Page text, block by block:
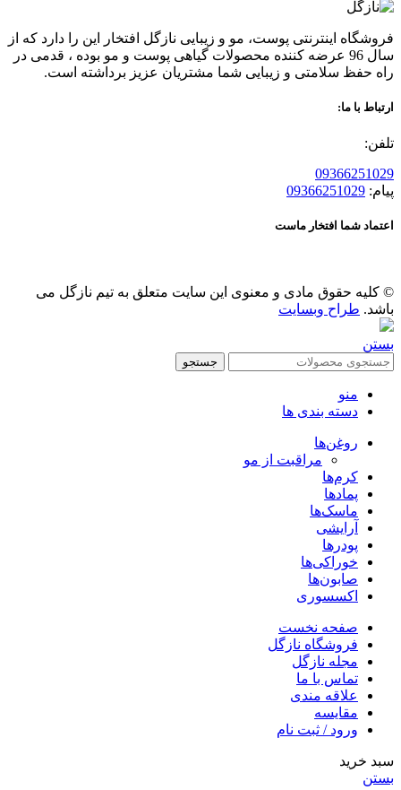
فروشگاه اینترنتی پوست، مو و زیبایی نازگل افتخار این را دارد که از
سال 96 عرضه کننده محصولات گیاهی پوست و مو بوده ، قدمی در
راه حفظ سلامتی و زیبایی شما مشتریان عزیز برداشته است.
ارتباط با ما:
تلفن:
09366251029
پیام: 09366251029
اعتماد شما افتخار ماست
© کلیه حقوق مادی و معنوی این سایت متعلق به تیم نازگل می
باشد. طراح وبسایت
بستن
جستجو
منو
دسته بندی ها
روغن‌ها
مراقبت از مو
کرم‌ها
پمادها
ماسک‌ها
آرایشی
پودرها
خوراکی‌ها
صابون‌ها
اکسسوری
صفحه نخست
فروشگاه نازگل
مجله نازگل
تماس با ما
علاقه مندی
مقایسه
ورود / ثبت نام
سبد خرید
بستن